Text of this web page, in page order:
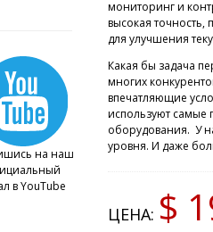
на наш
в YouTube
мониторинг и
высокая точность,
для улучшения
Какая бы задача
многих
впечатляющие
используют самые
оборудования. У
уровня. И даже
ЦЕНА: $